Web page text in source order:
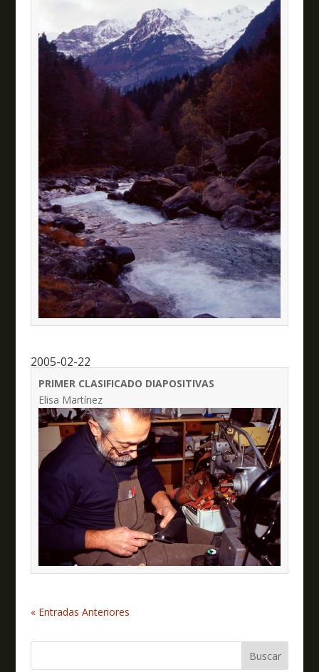
2005-02-22
PRIMER CLASIFICADO DIAPOSITIVAS
Elisa Martínez
« Entradas Anteriores
Buscar